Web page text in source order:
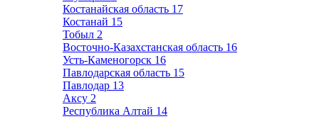
Костанайская область 17
Костанай 15
Тобыл 2
Восточно-Казахстанская область 16
Усть-Каменогорск 16
Павлодарская область 15
Павлодар 13
Аксу 2
Республика Алтай 14